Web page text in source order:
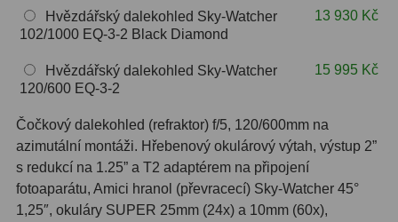
SII 2
Barevné66
Barlow čočky65
Barlow 2x38
Barlow 3x12
Hvězdářský dalekohled Sky-Watcher
102/1000 EQ-3-2 Black Diamond
13 930 Kč
Hvězdářský dalekohled Sky-Watcher
120/600 EQ-3-2
15 995 Kč
Čočkový dalekohled (refraktor) f/5, 120/600mm na
azimutální montáži. Hřebenový okulárový výtah, výstup 2”
s redukcí na 1.25” a T2 adaptérem na připojení
fotoaparátu, Amici hranol (převracecí) Sky-Watcher 45°
1,25″, okuláry SUPER 25mm (24x) a 10mm (60x),